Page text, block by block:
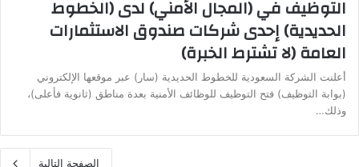
التوظيف في (المجال الأمني) لدى (الخطوط
الحديدية) إحدى شركات صندوق الاستثمارات
العامة (لا تشترط الخبرة)
أعلنت الشركة السعودية للخطوط الحديدية (سار) عبر موقعها الإلكتروني
(بوابة التوظيف) فتح التوظيف للوظائف الأمنية بعدة مناطق (ثانوية فأعلى)،
وذلك…
الصفحة التالية